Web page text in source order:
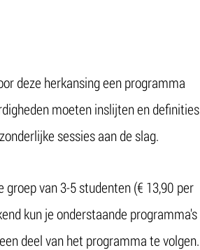
deze herkansing een programma
moeten inslijten en definities
sessies aan de slag.
van 3-5 studenten (€ 13,90 per
kun je onderstaande programma's
deel van het programma te volgen.